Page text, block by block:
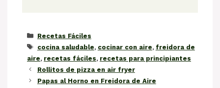
Categorías
Recetas Fáciles
Etiquetas
cocina saludable, cocinar con aire, freidora de
aire, recetas fáciles, recetas para principiantes
Rollitos de pizza en air fryer
Papas al Horno en Freidora de Aire